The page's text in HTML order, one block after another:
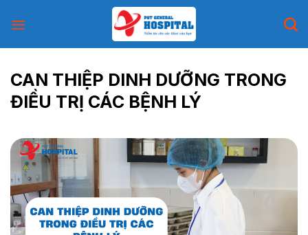
CAN THIỆP DINH DƯỠNG TRONG
ĐIỀU TRỊ CÁC BỆNH LÝ